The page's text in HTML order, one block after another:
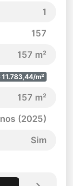
1
157
157 m²
11.783,44/m²
157 m²
(2025)
Sim